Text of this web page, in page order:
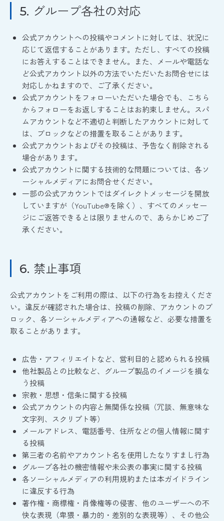
5. グループ各社の対応
公式アカウントへの投稿やコメントに対しては、状況に
応じて返信することがあります。ただし、すべての投稿
にお答えすることはできません。また、メールや電話な
ど公式アカウント以外の方法でいただいたお問合せには
対応しかねますので、ご了承ください。
公式アカウントをフォローいただいた場合でも、こちら
からフォローをお返しすることはお約束しません。スパ
ムアカウントなど不適切と判断したアカウントに対して
は、ブロックなどの措置を取ることがあります。
公式アカウントおよびその投稿は、予告なく削除される
場合があります。
公式アカウントに関する技術的な問題については、各ソ
ーシャルメディアにお問合せください。
一部の公式アカウントではダイレクトメッセージを開放
していますが（YouTube®を除く）、すべてのメッセー
ジにご返答できるとは限りませんので、あらかじめご了
承ください。
6. 禁止事項
公式アカウントをご利用の際は、以下の行為をお控えくださ
い。違反が確認された場合は、投稿の削除、アカウントのブ
ロック、各ソーシャルメディアへの通報など、必要な措置を
取ることがあります。
広告・アフィリエイトなど、営利目的と認められる投稿
他社製品との比較など、グループ製品のイメージを損な
う投稿
宗教・思想・信条に関する投稿
公式アカウントの内容と無関係な投稿（冗談、無意味な
文字列、スクリプト等）
メールアドレス、電話番号、住所などの個人情報に関す
る投稿
第三者の名前やアカウント名を使用したなりすまし行為
グループ各社の機密情報や未公表の事実に関する投稿
各ソーシャルメディアの利用規約または本ガイドライン
に違反する行為
著作権・商標権・肖像権等の侵害、他のユーザーへの不
快な表現（卑猥・暴力的・差別的な表現等）、その他公